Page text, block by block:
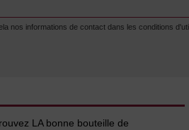
nos informations de contact dans les conditions
LA bonne bouteille de